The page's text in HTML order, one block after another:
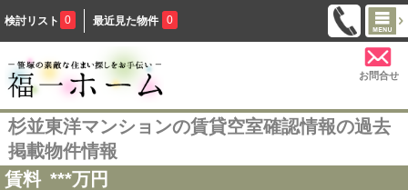
検討リスト 0 最近見た物件 0
お問合せ
杉並東洋マンションの賃貸空室確認情報の過去
掲載物件情報
賃料 ***万円